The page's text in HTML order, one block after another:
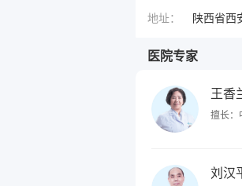
地址： 陕西省西
医院专家
王香
擅长：
刘汉